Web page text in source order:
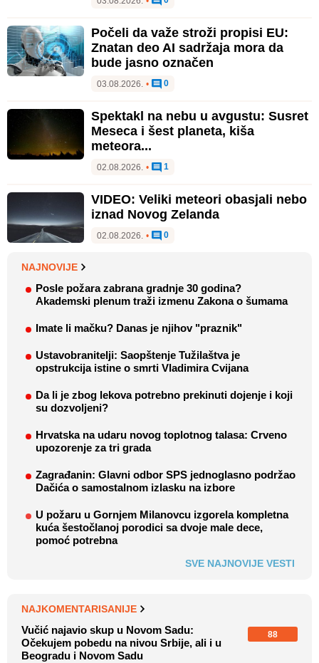
Počeli da važe stroži propisi EU:
Znatan deo AI sadržaja mora da
bude jasno označen
03.08.2026. • 0
Spektakl na nebu u avgustu: Susret
Meseca i šest planeta, kiša
meteora...
02.08.2026. • 1
VIDEO: Veliki meteori obasjali nebo
iznad Novog Zelanda
02.08.2026. • 0
NAJNOVIJE
Posle požara zabrana gradnje 30 godina?
Akademski plenum traži izmenu Zakona o šumama
Imate li mačku? Danas je njihov "praznik"
Ustavobranitelji: Saopštenje Tužilaštva je
opstrukcija istine o smrti Vladimira Cvijana
Da li je zbog lekova potrebno prekinuti dojenje i koji
su dozvoljeni?
Hrvatska na udaru novog toplotnog talasa: Crveno
upozorenje za tri grada
Zagrađanin: Glavni odbor SPS jednoglasno podržao
Dačića o samostalnom izlasku na izbore
U požaru u Gornjem Milanovcu izgorela kompletna
kuća šestočlanoj porodici sa dvoje male dece,
pomoć potrebna
SVE NAJNOVIJE VESTI
NAJKOMENTARISANIJE
Vučić najavio skup u Novom Sadu:
Očekujem pobedu na nivou Srbije, ali i u
Beogradu i Novom Sadu
88